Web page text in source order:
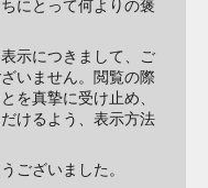
にとって何よりの褒
示につきまして、ご
いません。閲覧の際
を真摯に受け止め、
けるよう、表示方法
ございました。